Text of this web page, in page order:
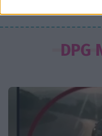
Δούκισσα
διακοπές από τη
Άννα Ζηρδέλη - Άρθουρ
Παπαδόπουλος:
DPG